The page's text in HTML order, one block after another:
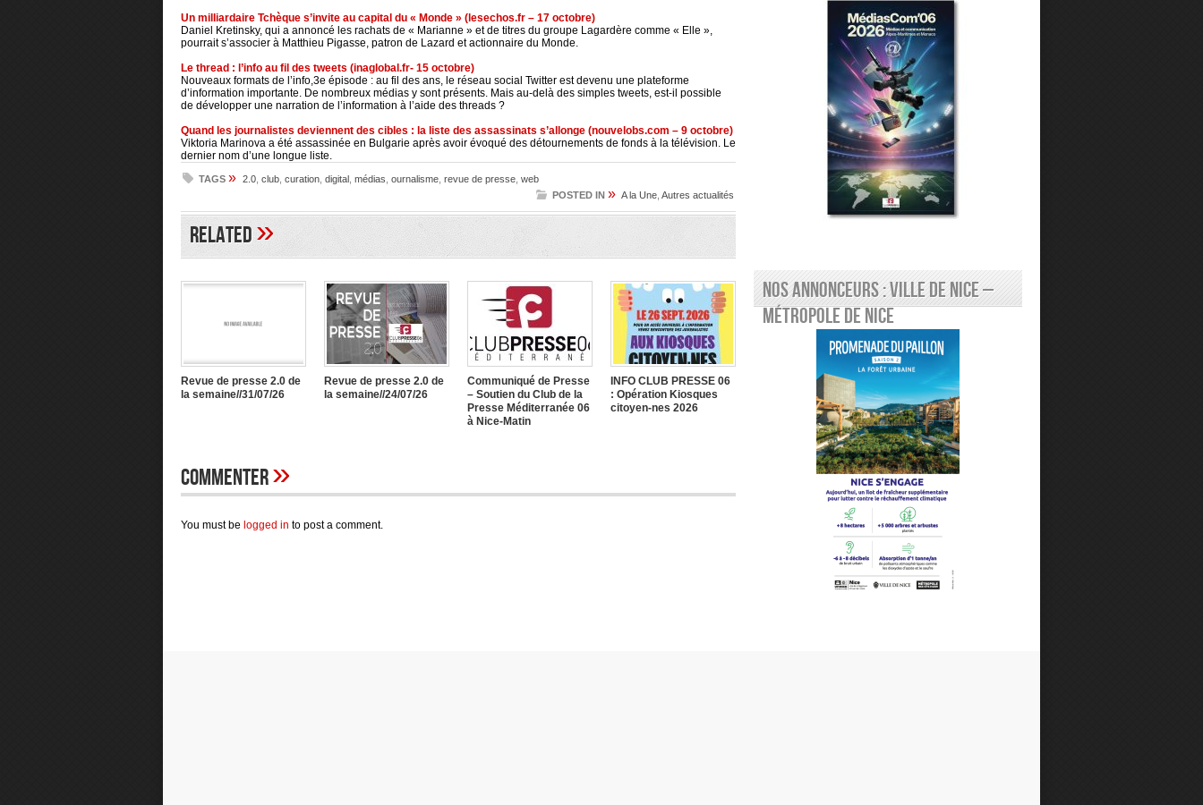
Un milliardaire Tchèque s’invite au capital du « Monde » (lesechos.fr – 17 octobre)
Daniel Kretinsky, qui a annoncé les rachats de « Marianne » et de titres du groupe Lagardère comme « Elle »,
pourrait s’associer à Matthieu Pigasse, patron de Lazard et actionnaire du Monde.
Le thread : l’info au fil des tweets (inaglobal.fr- 15 octobre)
Nouveaux formats de l’info,3e épisode : au fil des ans, le réseau social Twitter est devenu une plateforme
d’information importante. De nombreux médias y sont présents. Mais au-delà des simples tweets, est-il possible
de développer une narration de l’information à l’aide des threads ?
Quand les journalistes deviennent des cibles : la liste des assassinats s’allonge (nouvelobs.com – 9 octobre)
Viktoria Marinova a été assassinée en Bulgarie après avoir évoqué des détournements de fonds à la télévision. Le
dernier nom d’une longue liste.
TAGS » 2.0 club curation digital médias ournalisme revue de presse web
POSTED IN » A la Une Autres actualités
Related»
Revue de presse 2.0 de
la semaine//31/07/26
Revue de presse 2.0 de
la semaine//24/07/26
Communiqué de Presse
– Soutien du Club de la
Presse Méditerranée 06
à Nice-Matin
INFO CLUB PRESSE 06
: Opération Kiosques
citoyen-nes 2026
Commenter»
You must be logged in to post a comment.
Nos annonceurs : Ville de Nice –
Métropole de Nice